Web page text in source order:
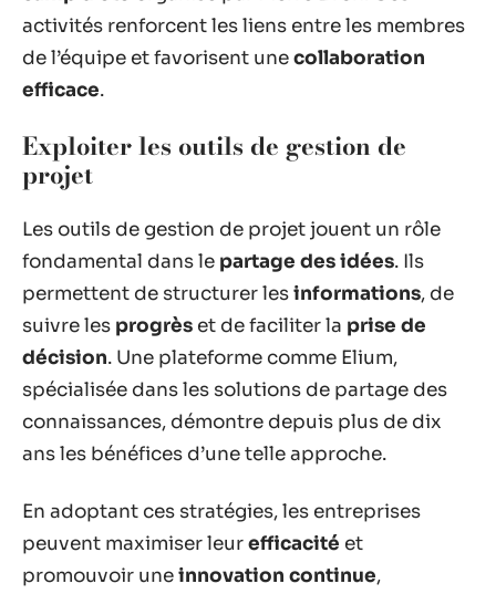
activités renforcent les liens entre les membres
de l’équipe et favorisent unecollaboration
efficace.
Exploiter les outils de gestion de
projet
Les outils de gestion de projet jouent un rôle
fondamental dans le partage des idées. Ils
permettent de structurer lesinformations, de
suivre les progrès et de faciliter la prise de
décision. Une plateforme comme Elium,
spécialisée dans les solutions de partage des
connaissances, démontre depuis plus de dix
ans les bénéfices d’une telle approche.
En adoptant ces stratégies, les entreprises
peuvent maximiser leurefficacité et
promouvoir uneinnovation continue,